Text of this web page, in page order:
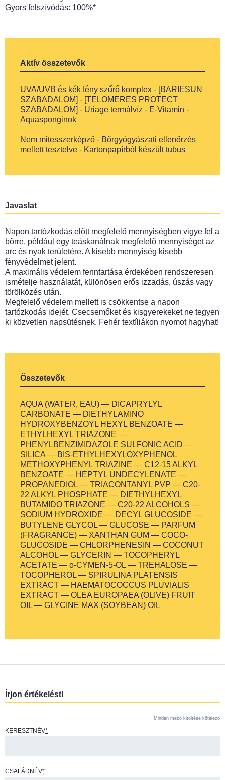
Gyors felszívódás: 100%*
Aktív összetevők
UVA/UVB és kék fény szűrő komplex - [BARIESUN
SZABADALOM] - [TELOMERES PROTECT
SZABADALOM] - Uriage termálvíz - E-Vitamin -
Aquasponginok
Nem mitesszerképző - Bőrgyógyászati ​​ellenőrzés
mellett tesztelve - Kartonpapírból készült tubus
Javaslat
Napon tartózkodás előtt megfelelő mennyiségben vigye fel a
bőrre, például egy teáskanálnak megfelelő mennyiséget az
arc és nyak területére. A kisebb mennyiség kisebb
fényvédelmet jelent.
A maximális védelem fenntartása érdekében rendszeresen
ismételje használatát, különösen erős izzadás, úszás vagy
törölközés után.
Megfelelő védelem mellett is csökkentse a napon
tartózkodás idejét. Csecsemőket és kisgyerekeket ne tegyen
ki közvetlen napsütésnek. Fehér textíliákon nyomot hagyhat!
Összetevők
AQUA (WATER, EAU) — DICAPRYLYL
CARBONATE — DIETHYLAMINO
HYDROXYBENZOYL HEXYL BENZOATE —
ETHYLHEXYL TRIAZONE —
PHENYLBENZIMIDAZOLE SULFONIC ACID —
SILICA — BIS-ETHYLHEXYLOXYPHENOL
METHOXYPHENYL TRIAZINE — C12-15 ALKYL
BENZOATE — HEPTYL UNDECYLENATE —
PROPANEDIOL — TRIACONTANYL PVP — C20-
22 ALKYL PHOSPHATE — DIETHYLHEXYL
BUTAMIDO TRIAZONE — C20-22 ALCOHOLS —
SODIUM HYDROXIDE — DECYL GLUCOSIDE —
BUTYLENE GLYCOL — GLUCOSE — PARFUM
(FRAGRANCE) — XANTHAN GUM — COCO-
GLUCOSIDE — CHLORPHENESIN — COCONUT
ALCOHOL — GLYCERIN — TOCOPHERYL
ACETATE — o-CYMEN-5-OL — TREHALOSE —
TOCOPHEROL — SPIRULINA PLATENSIS
EXTRACT — HAEMATOCOCCUS PLUVIALIS
EXTRACT — OLEA EUROPAEA (OLIVE) FRUIT
OIL — GLYCINE MAX (SOYBEAN) OIL
Írjon értékelést!
Minden mező kitöltése kötelező
KERESZTNÉV*
CSALÁDNÉV*